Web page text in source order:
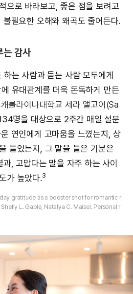
으로 바라보고, 좋은 점을 보려고
필요한 오해와 왜곡도 줄어든다.
는 감사
는 사람과 듣는 사람 모두에게
유대관계를 더욱 돈독하게 만든
롤라이나대학교 세라 앨고어(Sa
명을 대상으로 2주간 매일 설문
연인에게 고마움을 느꼈는지, 상
들었는지, 그 말을 들은 기분은
, 고맙다는 말을 자주 하는 사이
가 높았다.3
gratitude as a booster shot for romantic r
L. Gable, Natalya C. Maisel. Personal r